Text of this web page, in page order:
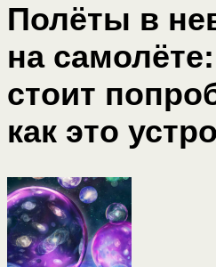
Полёты в
на
стоит
как это